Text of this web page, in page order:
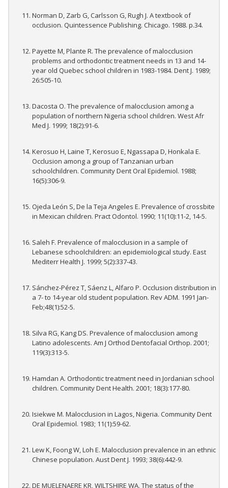
Norman D, Zarb G, Carlsson G, Rugh J. A textbook of
occlusion. Quintessence Publishing. Chicago. 1988. p.34.
Payette M, Plante R. The prevalence of malocclusion
problems and orthodontic treatment needs in 13 and 14-
year old Quebec school children in 1983-1984. Dent J. 1989;
26:505-10.
Dacosta O. The prevalence of malocclusion among a
population of northern Nigeria school children. West Afr
Med J. 1999; 18(2):91-6.
Kerosuo H, Laine T, Kerosuo E, Ngassapa D, Honkala E.
Occlusion among a group of Tanzanian urban
schoolchildren. Community Dent Oral Epidemiol. 1988;
16(5):306-9.
Ojeda León S, De la Teja Angeles E. Prevalence of crossbite
in Mexican children. Pract Odontol. 1990; 11(10):11-2, 14-5.
Saleh F. Prevalence of malocclusion in a sample of
Lebanese schoolchildren: an epidemiological study. East
Mediterr Health J. 1999; 5(2):337-43.
Sánchez-Pérez T, Sáenz L, Alfaro P. Occlusion distribution in
a 7- to 14-year old student population. Rev ADM. 1991 Jan-
Feb;48(1):52-5.
Silva RG, Kang DS. Prevalence of malocclusion among
Latino adolescents. Am J Orthod Dentofacial Orthop. 2001;
119(3):313-5.
Hamdan A. Orthodontic treatment need in Jordanian school
children. Community Dent Health. 2001; 18(3):177-80.
Isiekwe M. Malocclusion in Lagos, Nigeria. Community Dent
Oral Epidemiol. 1983; 11(1):59-62.
Lew K, Foong W, Loh E. Malocclusion prevalence in an ethnic
Chinese population. Aust Dent J. 1993; 38(6):442-9.
DE MUELENAERE KR, WILTSHIRE WA. The status of the